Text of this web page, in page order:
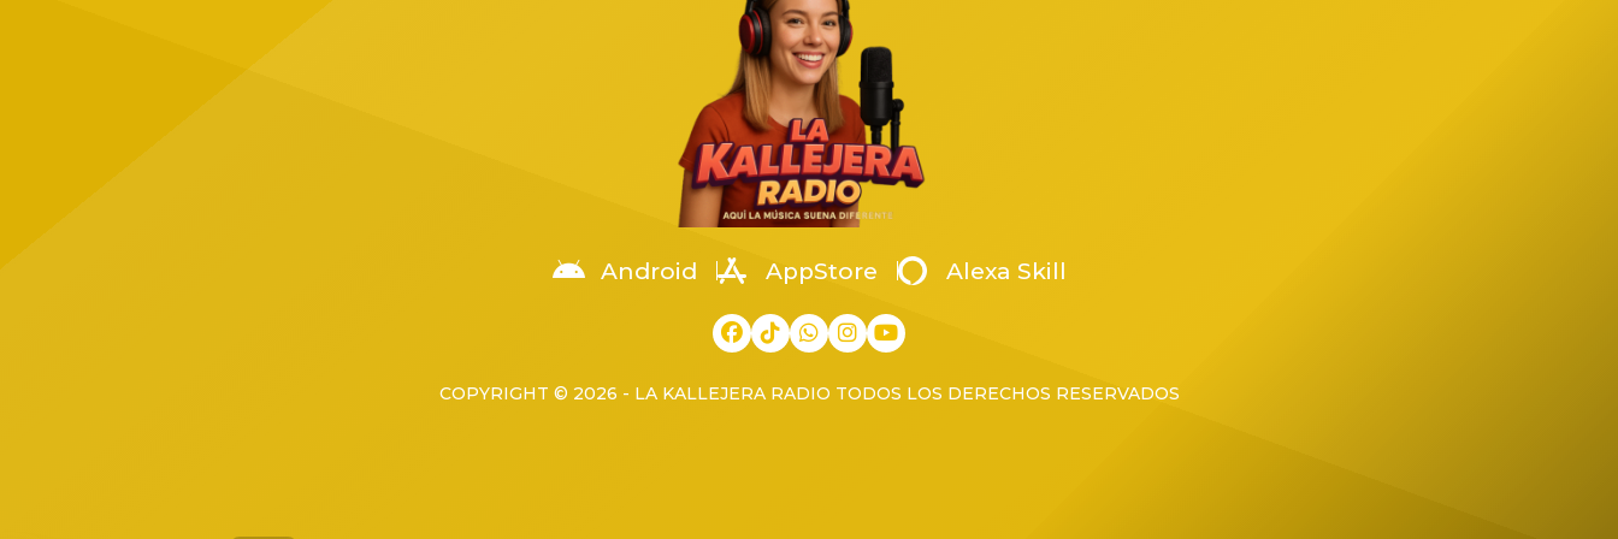
Tapatíos, cuando fue atacado por un
Android AppStore Alexa Skill
COPYRIGHT © 2026 - LA KALLEJERA RADIO TODOS LOS DERECHOS RESERVADOS